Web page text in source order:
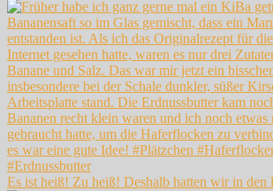
Es ist heiß! Zu heiß! Deshalb hatten wir in den